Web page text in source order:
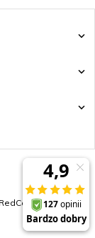
RedCart.pl